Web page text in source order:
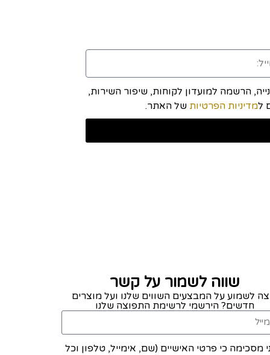
הרשמה למועדון לקוחות, שיפור השירות,
מדיניות הפרטיות של האתר.
שווה לשמור על קשר
לשמוע על המבצעים השווים שלנו ועל מוצרים
חדשים? הירשמי לרשימת התפוצה שלנו
מסכימה כי פרטי האישיים (שם, אימייל, טלפון וכל